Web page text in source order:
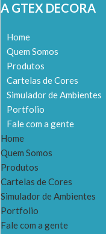
A GTEX DECORA
Home
Quem Somos
Produtos
Cartelas de Cores
Simulador de Ambientes
Portfolio
Fale com a gente
Home
Quem Somos
Produtos
Cartelas de Cores
Simulador de Ambientes
Portfolio
Fale com a gente